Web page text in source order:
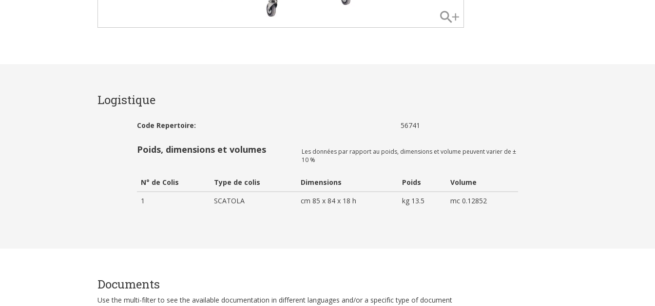
Logistique
Code Repertoire: 56741
Poids, dimensions et volumes
Les données par rapport au poids, dimensions et volume peuvent varier de ±
10 %
N° de Colis Type de colis Dimensions Poids
Volume
1
SCATOLA cm 85 x 84 x 18 h kg 13.5 mc 0.12852
Documents
Use the multi-filter to see the available documentation in different languages and/or a specific type of document